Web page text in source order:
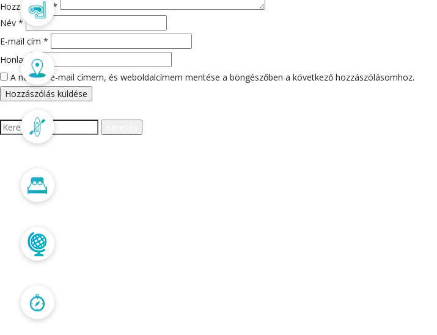
Búvártanfolyam
Merülőhelyek
Programok
Hozzászólás *
Név *
E-mail cím *
Honlap
A nevem, e-mail címem, és weboldalcímem mentése a böngészőben a következő hozzászólásomhoz.
Keresés:
LEGUTÓBBI HOZZÁSZÓLÁSOK
ARCHÍVUM
KATEGÓRIÁK